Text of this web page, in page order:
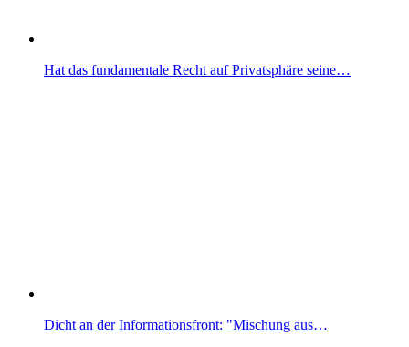
Hat das fundamentale Recht auf Privatsphäre seine…
Dicht an der Informationsfront: "Mischung aus…